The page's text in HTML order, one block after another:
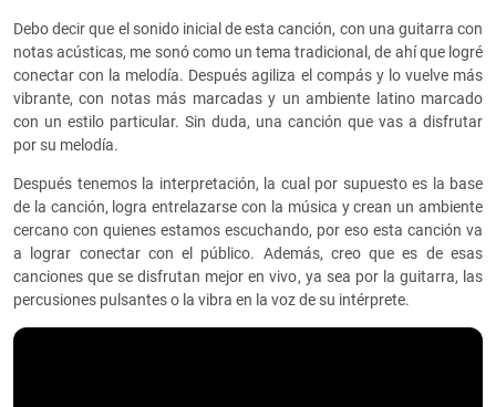
Debo decir que el sonido inicial de esta canción, con una guitarra con
notas acústicas, me sonó como un tema tradicional, de ahí que logré
conectar con la melodía. Después agiliza el compás y lo vuelve más
vibrante, con notas más marcadas y un ambiente latino marcado
con un estilo particular. Sin duda, una canción que vas a disfrutar
por su melodía.
Después tenemos la interpretación, la cual por supuesto es la base
de la canción, logra entrelazarse con la música y crean un ambiente
cercano con quienes estamos escuchando, por eso esta canción va
a lograr conectar con el público. Además, creo que es de esas
canciones que se disfrutan mejor en vivo, ya sea por la guitarra, las
percusiones pulsantes o la vibra en la voz de su intérprete.